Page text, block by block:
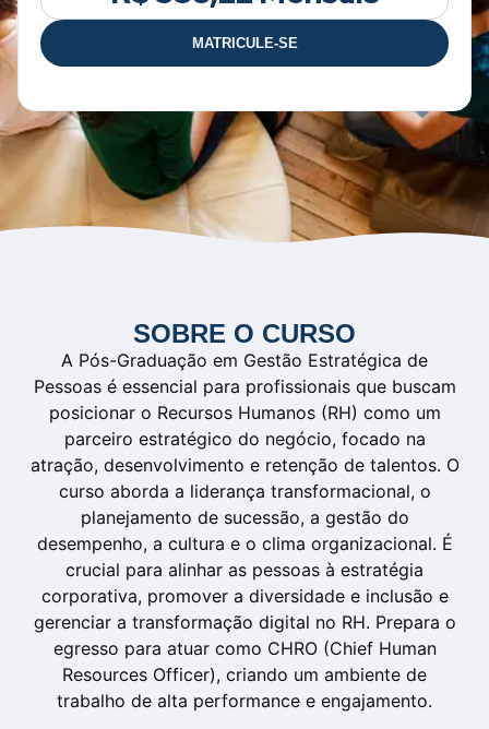
MATRICULE-SE
SOBRE O CURSO
A Pós-Graduação em Gestão Estratégica de
Pessoas é essencial para profissionais que buscam
posicionar o Recursos Humanos (RH) como um
parceiro estratégico do negócio, focado na
atração, desenvolvimento e retenção de talentos. O
curso aborda a liderança transformacional, o
planejamento de sucessão, a gestão do
desempenho, a cultura e o clima organizacional. É
crucial para alinhar as pessoas à estratégia
corporativa, promover a diversidade e inclusão e
gerenciar a transformação digital no RH. Prepara o
egresso para atuar como CHRO (Chief Human
Resources Officer), criando um ambiente de
trabalho de alta performance e engajamento.